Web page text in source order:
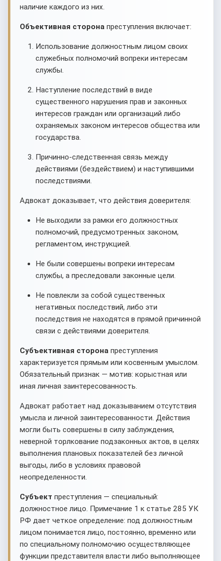
наличие каждого из них.
Объективная сторона преступления включает:
Использование должностным лицом своих
служебных полномочий вопреки интересам
службы.
Наступление последствий в виде
существенного нарушения прав и законных
интересов граждан или организаций либо
охраняемых законом интересов общества или
государства.
Причинно-следственная связь между
действиями (бездействием) и наступившими
последствиями.
Адвокат доказывает, что действия доверителя:
Не выходили за рамки его должностных
полномочий, предусмотренных законом,
регламентом, инструкцией.
Не были совершены вопреки интересам
службы, а преследовали законные цели.
Не повлекли за собой существенных
негативных последствий, либо эти
последствия не находятся в прямой причинной
связи с действиями доверителя.
Субъективная сторона преступления
характеризуется прямым или косвенным умыслом.
Обязательный признак — мотив: корыстная или
иная личная заинтересованность.
Адвокат работает над доказыванием отсутствия
умысла и личной заинтересованности. Действия
могли быть совершены в силу заблуждения,
неверной торлкование подзаконных актов, в целях
выполнения плановых показателей без личной
выгоды, либо в условиях правовой
неопределенности.
Субъект преступления — специальный:
должностное лицо. Примечание 1 к статье 285 УК
РФ дает четкое определение: под должностным
лицом понимается лицо, постоянно, временно или
по специальному полномочию осуществляющее
функции представителя власти либо выполняющее